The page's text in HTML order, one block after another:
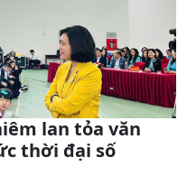
lan tỏa văn
thời đại số